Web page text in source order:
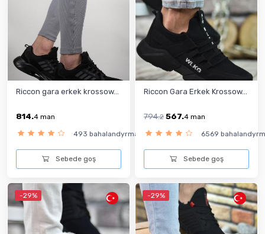
Riccon gara erkek krossow...
814.4 man
493 bahalandyrma
Sebede goş
Riccon Gara Erkek Krossow...
794.2 567.4 man
6569
Sebede goş
-29% -29%